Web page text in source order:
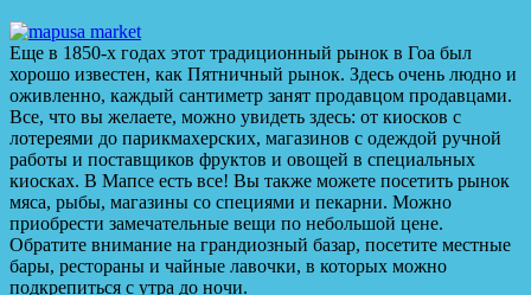
Еще в 1850-х годах этот традиционный рынок в Гоа был
хорошо известен, как Пятничный рынок. Здесь очень людно и
оживленно, каждый сантиметр занят продавцом продавцами.
Все, что вы желаете, можно увидеть здесь: от киосков с
лотереями до парикмахерских, магазинов с одеждой ручной
работы и поставщиков фруктов и овощей в специальных
киосках. В Мапсе есть все! Вы также можете посетить рынок
мяса, рыбы, магазины со специями и пекарни. Можно
приобрести замечательные вещи по небольшой цене.
Обратите внимание на грандиозный базар, посетите местные
бары, рестораны и чайные лавочки, в которых можно
подкрепиться с утра до ночи.